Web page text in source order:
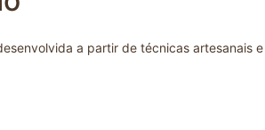
PEDIR NO DELIVERYa partir de técnicas artesanais
especial ou para transformar o dia a
representam o conceito de doce